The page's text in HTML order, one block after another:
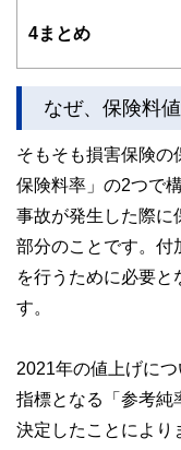
4まとめ
なぜ、保険料
そもそも損害保険の
保険料率」の2つで
事故が発生した際に
部分のことです。付
を行うために必要と
す。
2021年の値上げに
指標となる「参考純
決定したことにより